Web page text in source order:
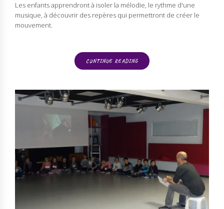
Les enfants apprendront à isoler la mélodie, le rythme d'une
musique, à découvrir des repères qui permettront de créer le
mouvement.
CONTINUE READING